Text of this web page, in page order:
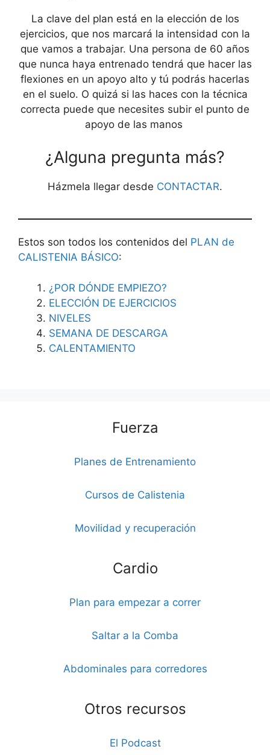
La clave del plan está en la elección de los
ejercicios, que nos marcará la intensidad con la
que vamos a trabajar. Una persona de 60 años
que nunca haya entrenado tendrá que hacer las
flexiones en un apoyo alto y tú podrás hacerlas
en el suelo. O quizá si las haces con la técnica
correcta puede que necesites subir el punto de
apoyo de las manos
¿Alguna pregunta más?
Házmela llegar desde CONTACTAR.
Estos son todos los contenidos del PLAN de
CALISTENIA BÁSICO:
¿POR DÓNDE EMPIEZO?
ELECCIÓN DE EJERCICIOS
NIVELES
SEMANA DE DESCARGA
CALENTAMIENTO
Fuerza
Planes de Entrenamiento
Cursos de Calistenia
Movilidad y recuperación
Cardio
Plan para empezar a correr
Saltar a la Comba
Abdominales para corredores
Otros recursos
El Podcast